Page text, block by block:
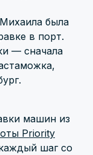
была
в порт.
— сначала
машин из
Priority
шаг со